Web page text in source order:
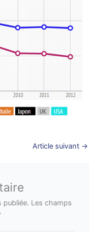
Article suivant →
publiée. Les champs